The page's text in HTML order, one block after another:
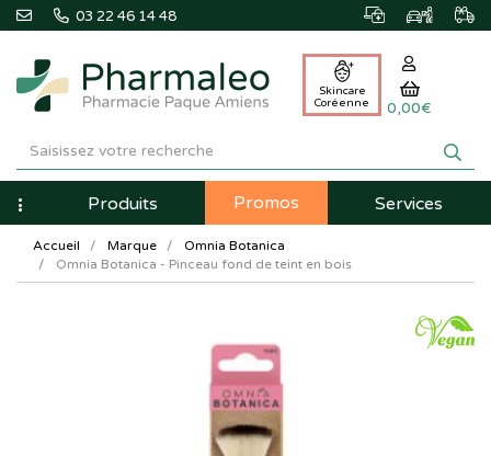
03 22 46 14 48
Pharmaleo
Pharmacie
Paque
Amiens
Skincare
Coréenne
0,00€
NavigationProduits Promos Services
Accueil Marque
Omnia Botanica
Omnia Botanica - Pinceau fond de teint en bois